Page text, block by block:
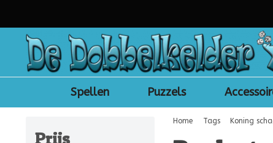
Spellen Puzzels
Prijs
Home Tags Koning